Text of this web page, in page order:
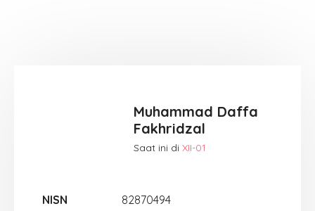
Muhammad Daffa
Fakhridzal
Saat ini di XII-01
NISN 82870494